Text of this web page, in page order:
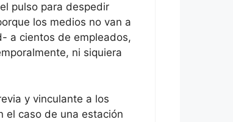
pulso para despedir
los medios no van a
a cientos de empleados,
ni siquiera
y vinculante a los
el caso de una estación